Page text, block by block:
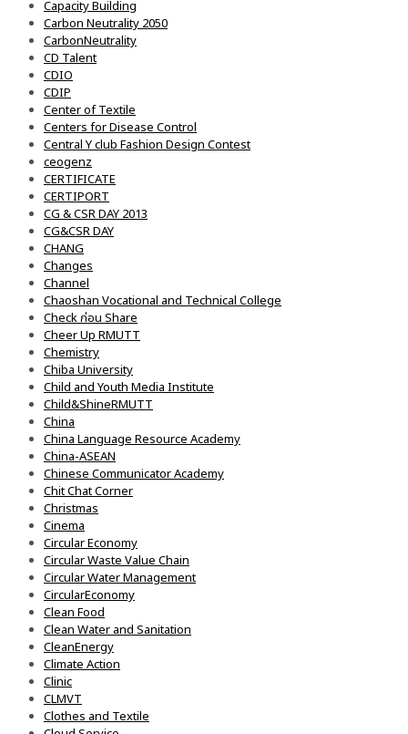
Capacity Building
Carbon Neutrality 2050
CarbonNeutrality
CD Talent
CDIO
CDIP
Center of Textile
Centers for Disease Control
Central Y club Fashion Design Contest
ceogenz
CERTIFICATE
CERTIPORT
CG & CSR DAY 2013
CG&CSR DAY
CHANG
Changes
Channel
Chaoshan Vocational and Technical College
Check ก่อน Share
Cheer Up RMUTT
Chemistry
Chiba University
Child and Youth Media Institute
Child&ShineRMUTT
China
China Language Resource Academy
China-ASEAN
Chinese Communicator Academy
Chit Chat Corner
Christmas
Cinema
Circular Economy
Circular Waste Value Chain
Circular Water Management
CircularEconomy
Clean Food
Clean Water and Sanitation
CleanEnergy
Climate Action
Clinic
CLMVT
Clothes and Textile